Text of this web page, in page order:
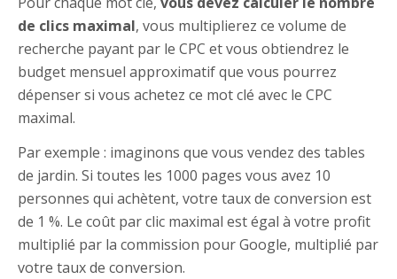
de clics maximal, vous multiplierez ce volume de
recherche payant par le CPC et vous obtiendrez le
budget mensuel approximatif que vous pourrez
dépenser si vous achetez ce mot clé avec le CPC
maximal.
Par exemple : imaginons que vous vendez des tables
de jardin. Si toutes les 1000 pages vous avez 10
personnes qui achètent, votre taux de conversion est
de 1 %. Le coût par clic maximal est égal à votre profit
multiplié par la commission pour Google, multiplié par
votre taux de conversion.